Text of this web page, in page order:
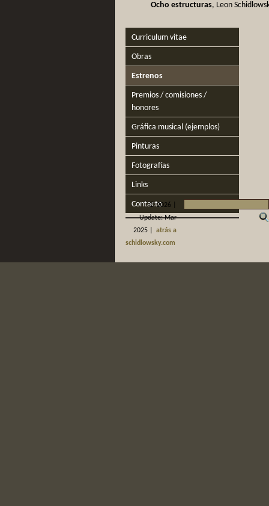
Ocho estructuras, Leon
Curriculum vitae
Obras
Estrenos
Premios / comisiones /
honores
Gráfica musical (ejemplos)
Pinturas
Fotografías
Links
Contacto
©2026 |
Update: Mar
2025 |
atrás a
schidlowsky.com